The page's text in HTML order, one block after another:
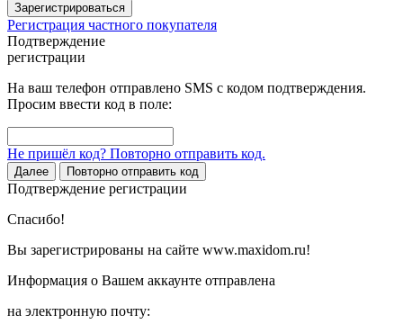
Зарегистрироваться
Регистрация частного покупателя
Подтверждение
регистрации
На ваш телефон отправлено SMS с кодом подтверждения.
Просим ввести код в поле:
Не пришёл код? Повторно отправить код.
Далее Повторно отправить код
Подтверждение регистрации
Спасибо!
Вы зарегистрированы на сайте www.maxidom.ru!
Информация о Вашем аккаунте отправлена
на электронную почту: